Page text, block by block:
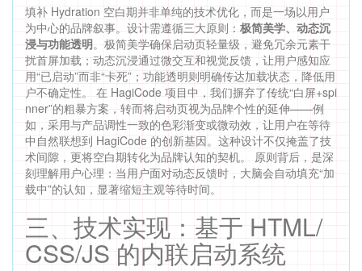
填补 Hydration 空白期并非单纯的技术优化，而是一场以用户
为中心的品牌叙事。设计需遵循三大原则： 极简美学、动态沉
浸与功能透明。极简美学确保启动页轻量级，避免冗余元素干
扰首屏加载；动态沉浸通过微交互和视觉反馈，让用户感知应
用“已启动”而非“卡死”；功能透明则明确传达加载状态，降低用
户不确定性。 在 HagiCode 项目中，我们摒弃了传统“白屏+spi
nner”的粗暴方案，转而将启动页视为品牌个性的延伸——例
如，采用与产品调性一致的色彩渐变或微动效，让用户在等待
中自然联想到 HagiCode 的创新基因。这种设计不仅掩盖了技
术间隙，更将空白期转化为品牌认知的契机。 原则背后，是深
刻理解用户心理：当用户面对动态反馈时，大脑会自动填充“加
载中”的认知，显著缩短主观等待时间。
三、技术实现：基于 HTML/
CSS/JS 的内联启动系统